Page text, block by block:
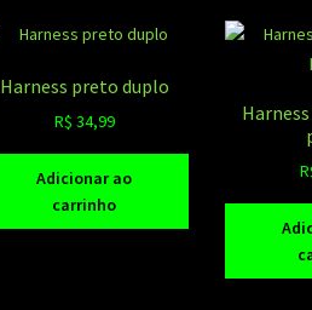
Harness preto duplo
R$ 34,99
Adicionar ao
carrinho